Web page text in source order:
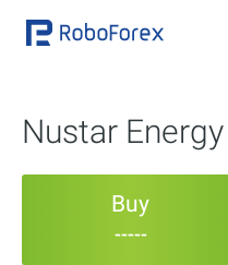
Nustar
Buy
-----